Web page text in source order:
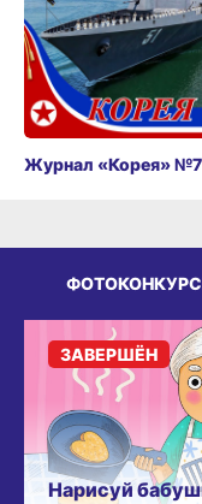
Журнал «Корея» №7
Нарисуй
ЗАВЕРШЁН